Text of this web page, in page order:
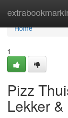
Home
Home
1
Pizz
Lekker